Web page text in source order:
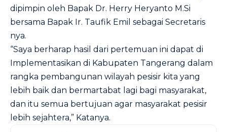
dipimpin oleh Bapak Dr. Herry Heryanto M.Si
bersama Bapak Ir. Taufik Emil sebagai Secretaris
nya.
“Saya berharap hasil dari pertemuan ini dapat di
Implementasikan di Kabupaten Tangerang dalam
rangka pembangunan wilayah pesisir kita yang
lebih baik dan bermartabat lagi bagi masyarakat,
dan itu semua bertujuan agar masyarakat pesisir
lebih sejahtera,” Katanya.